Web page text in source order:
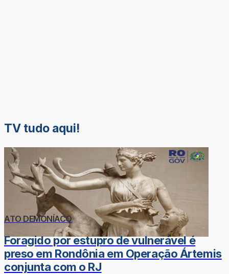
TV tudo aqui!
ATO DEMONÍACO
Foragido por estupro de vulnerável é
preso em Rondônia em Operação Ártemis
conjunta com o RJ